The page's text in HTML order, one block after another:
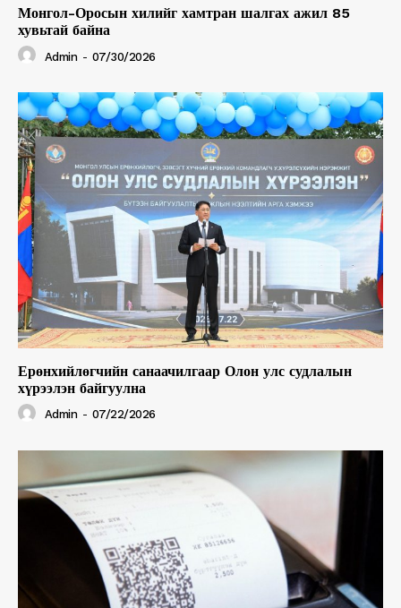
Монгол-Оросын хилийг хамтран шалгах ажил 85
хувьтай байна
Admin - 07/30/2026
Ерөнхийлөгчийн санаачилгаар Олон улс судлалын
хүрээлэн байгуулна
Admin - 07/22/2026